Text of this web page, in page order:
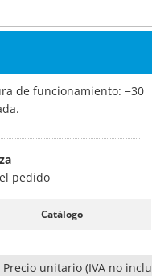
de funcionamiento: −30
pedido
Catálogo
Precio unitario (IVA no